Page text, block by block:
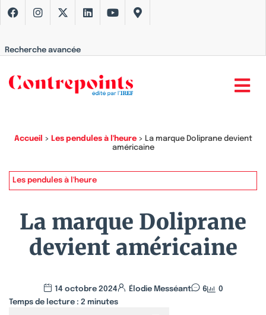
Recherche avancée
Accueil > Les pendules à l'heure> La marque Doliprane devient
américaine
Les pendules à l'heure
La marque Doliprane
devient américaine
14 octobre 2024 Élodie Messéant 6
0
Temps de lecture : 2 minutes